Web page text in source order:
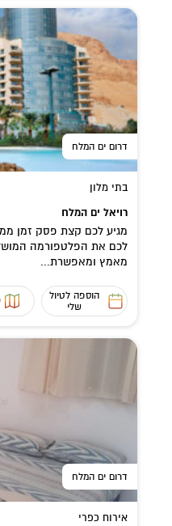
דרום ים המלח
בתי מלון
רויאל ים המלח
מגיע לכם קצת פסק זמן
לכם את הפלטפורמה
מאמץ ומאפשרת...
הוספה לטיול
שלי
דרום ים המלח
אירוח כפרי